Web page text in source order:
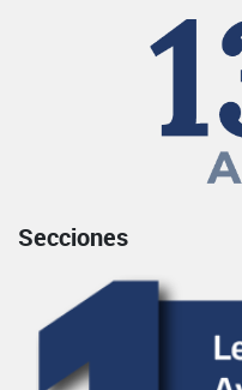
Secciones